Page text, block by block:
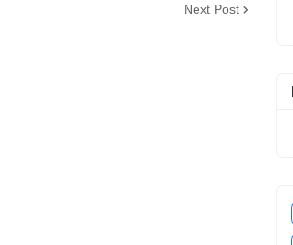
Next Post